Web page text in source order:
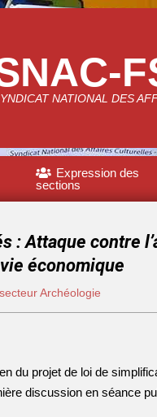
NATIONAL DES
Expression des
sections
: Attaque contre
économique
Archéologie
du projet de loi de
discussion en séance